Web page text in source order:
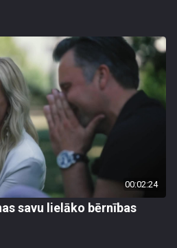
00:02:24
savu lielāko bērnības